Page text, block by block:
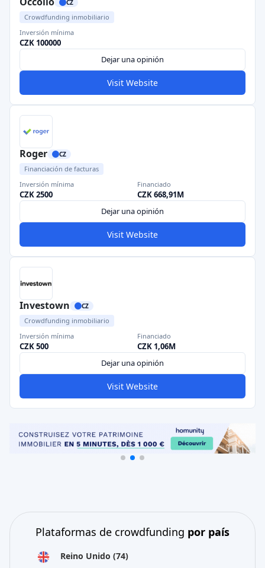
CZ
Crowdfunding inmobiliario
Inversión mínima
CZK 100000
Dejar una opinión
Visit Website
Roger CZ
Financiación de facturas
Inversión mínima
CZK 2500
Financiado
CZK 668,91M
Dejar una opinión
Visit Website
Investown CZ
Crowdfunding inmobiliario
Inversión mínima
CZK 500
Financiado
CZK 1,06M
Dejar una opinión
Visit Website
Plataformas de crowdfunding por país
Reino Unido (74)